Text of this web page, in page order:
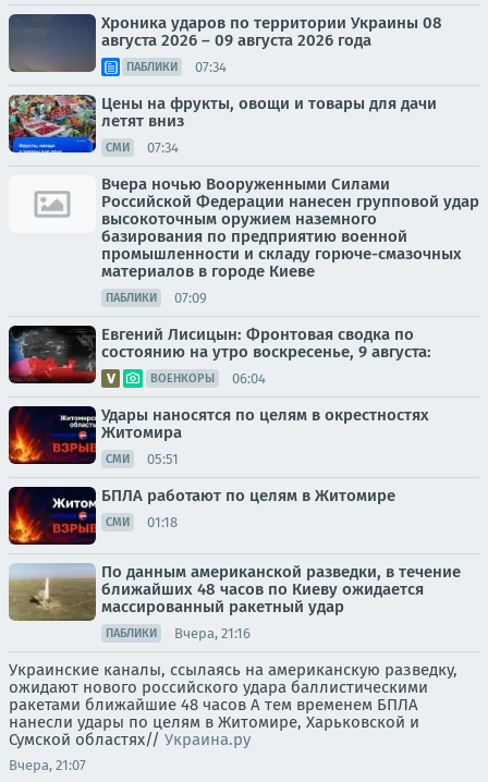
Хроника ударов по территории Украины 08
августа 2026 – 09 августа 2026 года
ПАБЛИКИ 07:34
Цены на фрукты, овощи и товары для дачи
летят вниз
СМИ 07:34
Вчера ночью Вооруженными Силами
Российской Федерации нанесен групповой удар
высокоточным оружием наземного
базирования по предприятию военной
промышленности и складу горюче-смазочных
материалов в городе Киеве
ПАБЛИКИ 07:09
Евгений Лисицын: Фронтовая сводка по
состоянию на утро воскресенье, 9 августа:
ВОЕНКОРЫ 06:04
Удары наносятся по целям в окрестностях
Житомира
СМИ 05:51
БПЛА работают по целям в Житомире
СМИ 01:18
По данным американской разведки, в течение
ближайших 48 часов по Киеву ожидается
массированный ракетный удар
ПАБЛИКИ Вчера, 21:16
Украинские каналы, ссылаясь на американскую разведку,
ожидают нового российского удара баллистическими
ракетами ближайшие 48 часов А тем временем БПЛА
нанесли удары по целям в Житомире, Харьковской и
Сумской областях// Украина.ру
Вчера, 21:07